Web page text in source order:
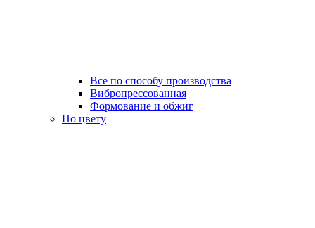
Все по способу производства
Вибропрессованная
Формование и обжиг
По цвету